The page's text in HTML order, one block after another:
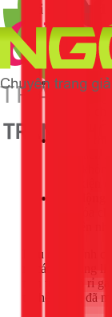
Tại sao ống
Khí hậu
TPHCM
hóa học
Chất
vị sử
đạt tiêu
Lỗi kỹ
sinh sạch
hoặc
điều kiện
Tác
loại hóa
nguyên
Hậu quả chính
ra các lỗ thủng
tình trạng rò rỉ
thì hệ thống đã